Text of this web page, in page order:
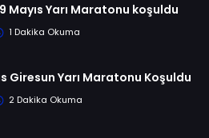
Mayıs Yarı Maratonu koşuldu
1 Dakika Okuma
Giresun Yarı Maratonu Koşuldu
2 Dakika Okuma